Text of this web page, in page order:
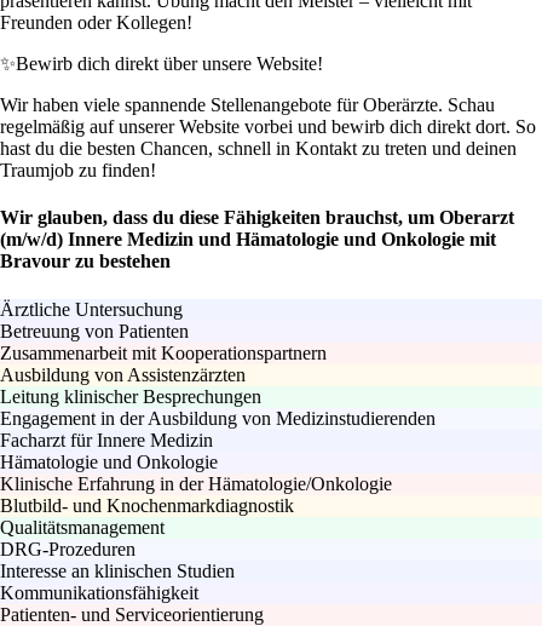
Freunden oder Kollegen!
✨Bewirb dich direkt über unsere Website!
Wir haben viele spannende Stellenangebote für Oberärzte. Schau
regelmäßig auf unserer Website vorbei und bewirb dich direkt dort. So
hast du die besten Chancen, schnell in Kontakt zu treten und deinen
Traumjob zu finden!
Wir glauben, dass du diese Fähigkeiten brauchst, um Oberarzt
(m/w/d) Innere Medizin und Hämatologie und Onkologie mit
Bravour zu bestehen
Ärztliche Untersuchung
Betreuung von Patienten
Zusammenarbeit mit Kooperationspartnern
Ausbildung von Assistenzärzten
Leitung klinischer Besprechungen
Engagement in der Ausbildung von Medizinstudierenden
Facharzt für Innere Medizin
Hämatologie und Onkologie
Klinische Erfahrung in der Hämatologie/Onkologie
Blutbild- und Knochenmarkdiagnostik
Qualitätsmanagement
DRG-Prozeduren
Interesse an klinischen Studien
Kommunikationsfähigkeit
Patienten- und Serviceorientierung